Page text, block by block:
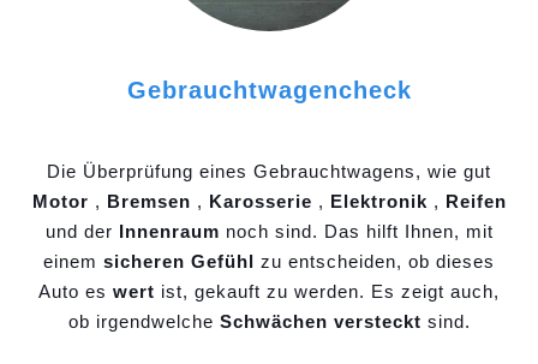
Gebrauchtwagencheck
Die Überprüfung eines Gebrauchtwagens, wie gut
Motor , Bremsen , Karosserie , Elektronik , Reifen
und der Innenraum noch sind. Das hilft Ihnen, mit
einem sicheren Gefühl zu entscheiden, ob dieses
Auto es wert ist, gekauft zu werden. Es zeigt auch,
ob irgendwelche Schwächen versteckt sind.